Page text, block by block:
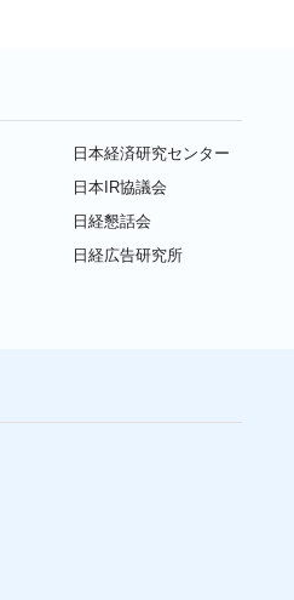
日本経済研究センター
日本IR協議会
日経懇話会
日経広告研究所